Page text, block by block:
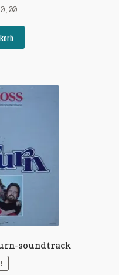
Aktueller
€10,00.
soundtrack